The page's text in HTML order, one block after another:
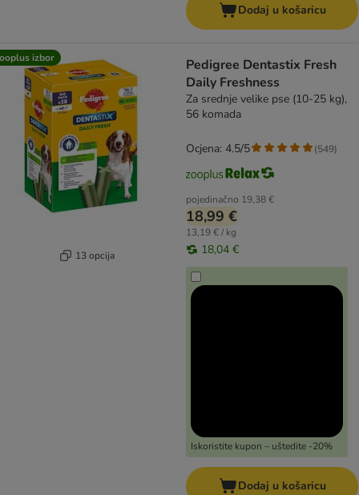
Dodaj u košaricu
izbor
13 opcija
Pedigree Dentastix Fresh
Daily Freshness
Za srednje velike pse (10-25 kg),
56 komada
pojedinačno 19,38 €
18,99 €
13,19 € / kg
18,04 €
Iskoristite kupon – uštedite -20%
Ocjena: 4.5/5 (549)
Dodaj u košaricu